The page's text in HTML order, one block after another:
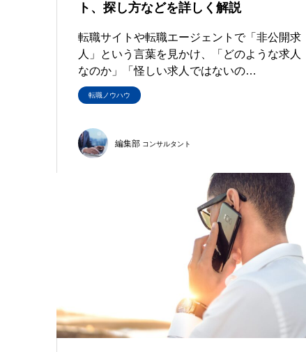
ト、探し方などを詳しく解説
転職サイトや転職エージェントで「非公開求
人」という言葉を見かけ、「どのような求人
なのか」「怪しい求人ではないの…
転職ノウハウ
編集部 コンサルタント